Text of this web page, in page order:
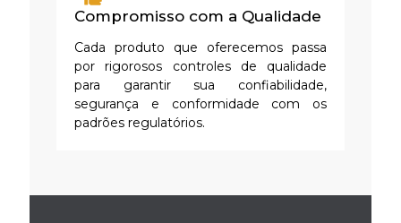
Compromisso com a Qualidade
Cada produto que oferecemos passa
por rigorosos controles de qualidade
para garantir sua confiabilidade,
segurança e conformidade com os
padrões regulatórios.